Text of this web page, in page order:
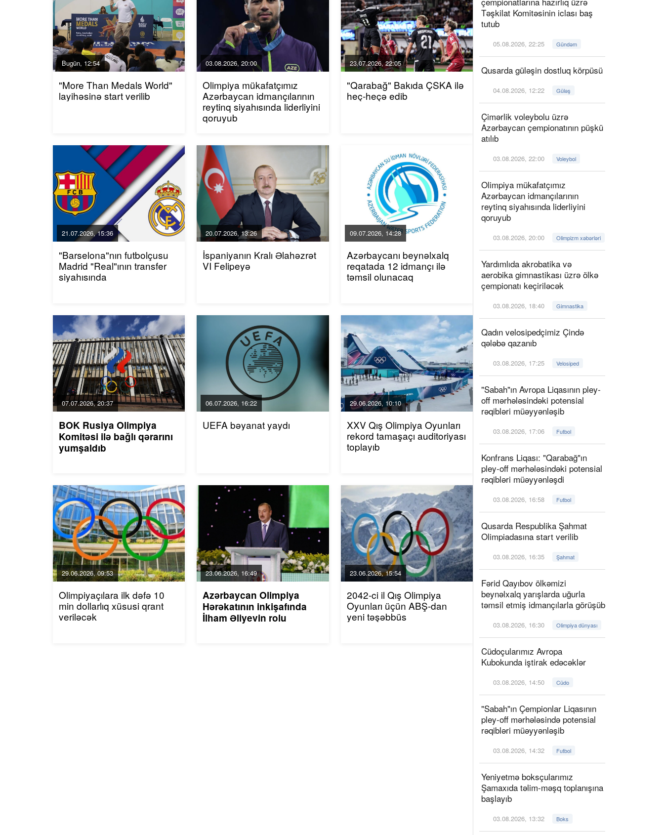
Bugün, 12:54
"More Than Medals World"
layihəsinə start verilib
03.08.2026, 20:00
Olimpiya mükafatçımız
Azərbaycan idmançılarının
reytinq siyahısında liderliyini
qoruyub
23.07.2026, 22:05
"Qarabağ" Bakıda ÇSKA ilə
heç-heçə edib
21.07.2026, 15:36
"Barselona"nın futbolçusu
Madrid "Real"ının transfer
siyahısında
20.07.2026, 13:26
İspaniyanın Kralı Əlahəzrət
VI Felipeyə
09.07.2026, 14:28
Azərbaycanı beynəlxalq
reqatada 12 idmançı ilə
təmsil olunacaq
07.07.2026, 20:37
BOK Rusiya Olimpiya
Komitəsi ilə bağlı qərarını
yumşaldıb
06.07.2026, 16:22
UEFA bəyanat yaydı
29.06.2026, 10:10
XXV Qış Olimpiya Oyunları
rekord tamaşaçı auditoriyası
toplayıb
29.06.2026, 09:53
Olimpiyaçılara ilk dəfə 10
min dollarlıq xüsusi qrant
veriləcək
23.06.2026, 16:49
Azərbaycan Olimpiya
Hərəkatının inkişafında
İlham Əliyevin rolu
23.06.2026, 15:54
2042-ci il Qış Olimpiya
Oyunları üçün ABŞ-dan
yeni təşəbbüs
Təşkilat Komitəsinin iclası baş
tutub
05.08.2026, 22:25 Gündəm
Qusarda güləşin dostluq körpüsü
04.08.2026, 12:22 Güləş
Çimərlik voleybolu üzrə
Azərbaycan çempionatının püşkü
atılıb
03.08.2026, 22:00 Voleybol
Olimpiya mükafatçımız
Azərbaycan idmançılarının
reytinq siyahısında liderliyini
qoruyub
03.08.2026, 20:00 Olimpizm xəbərləri
Yardımlıda akrobatika və
aerobika gimnastikası üzrə ölkə
çempionatı keçiriləcək
03.08.2026, 18:40 Gimnastika
Qadın velosipedçimiz Çində
qələbə qazanıb
03.08.2026, 17:25 Velosiped
"Sabah"ın Avropa Liqasının pley-
off mərhələsindəki potensial
rəqibləri müəyyənləşib
03.08.2026, 17:06 Futbol
Konfrans Liqası: "Qarabağ"ın
pley-off mərhələsindəki potensial
rəqibləri müəyyənləşdi
03.08.2026, 16:58 Futbol
Qusarda Respublika Şahmat
Olimpiadasına start verilib
03.08.2026, 16:35 Şahmat
Fərid Qayıbov ölkəmizi
beynəlxalq yarışlarda uğurla
təmsil etmiş idmançılarla görüşüb
03.08.2026, 16:30 Olimpiya dünyası
Cüdoçularımız Avropa
Kubokunda iştirak edəcəklər
03.08.2026, 14:50 Cüdo
"Sabah"ın Çempionlar Liqasının
pley-off mərhələsində potensial
rəqibləri müəyyənləşib
03.08.2026, 14:32 Futbol
Yeniyetmə boksçularımız
Şamaxıda təlim-məşq toplanışına
başlayıb
03.08.2026, 13:32 Boks